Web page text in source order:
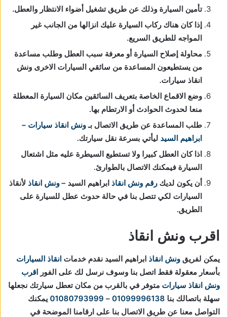
تأمين السيارة وذلك عن طريق تشغيل أضواء الانتظار والعطل.
إذا كان هناك ركاب السيارة عليك انزالها من الجانب غير
المواجه للطريق السريع.
محاولة إصلاح السيارة أو معرفة سبب العطل وطلب مساعدة
من يستطيعون المساعدة من سائقي السيارات الاخرى ونش
انقاذ سيارات.
وضع الاقماع الخاصة بتعريف السائقين مكان السيارة المعطلة
منعا لحدوث الحوادث أو الارتطام بها.
طلب المساعدة عن طريق الاتصال بـونش انقاذ سيارات –
ابراهيم السيد ليأتي بسرعة نقل سيارتك.
اذا كان العطل كبيرا ولا تستطيع السيطرة عليه مثل اشتعال
السيارة فيمكنك الاتصال بالطوارئ.
أن يكون لديك رقم ونش انقاذ ابراهيم السيد – ونش انقاذ لأنقاذ
السيارات لكي تتصل بنا في حالة حدوث عطل للسيارة على
الطريق.
اقرب ونش انقاذ
يمكن لفريق ونش انقاذ ابراهيم السيد نقدم خدمات انقاذ السيارات
بأسعار معقولة فقط اتصل بنا وسوف نرسل لك على الفور اقرب
ونش انقاذ سيارات متوفر في بالقرب من مكان تعطل سيارتك نجعلها
سهلة باتصالك بنا 01099996138
–
01080793999 يمكنك
التواصل معنا عن طريق الاتصال بنا على ارقامنا الموضحة في